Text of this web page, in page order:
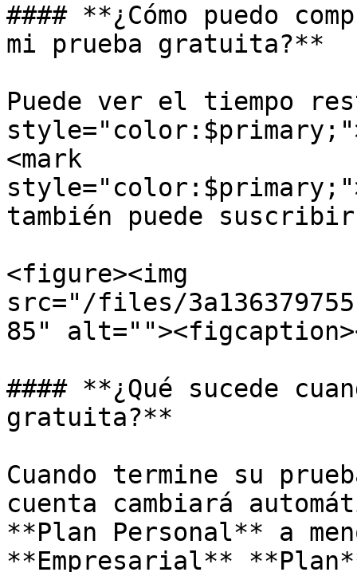
#### **¿Cómo puedo
mi prueba gratuita?**
Puede ver el tiempo
<mark
también puede
<figure><img
src="/files/
85"
#### **¿Qué sucede
gratuita?**
Cuando termine su
cuenta cambiará
**Plan Personal** a
**Empresarial**